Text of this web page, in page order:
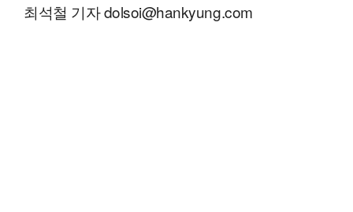
최석철 기자 dolsoi@hankyung.com